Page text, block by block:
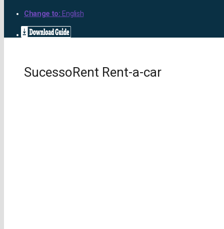
Change to: English
SucessoRent Rent-a-car